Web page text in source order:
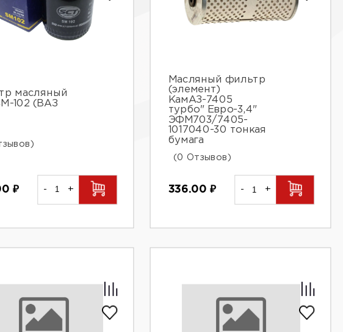
масляный
102 (ВАЗ
₽ - +
Масляный фильтр
(элемент)
КамАЗ-7405
турбо" Евро-3,4"
ЭФМ703/7405-
1017040-30 тонкая
бумага
(0 Отзывов)
336.00 ₽ - +